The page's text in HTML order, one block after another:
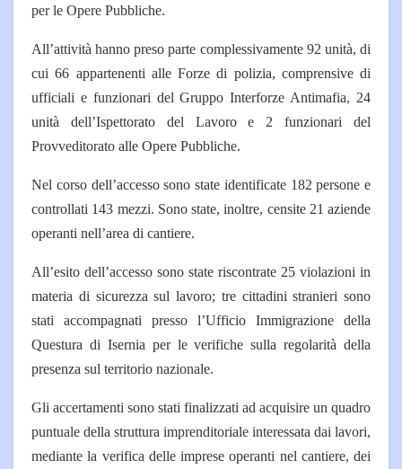
per le Opere Pubbliche.
All’attività hanno preso parte complessivamente 92 unità, di
cui 66 appartenenti alle Forze di polizia, comprensive di
ufficiali e funzionari del Gruppo Interforze Antimafia, 24
unità dell’Ispettorato del Lavoro e 2 funzionari del
Provveditorato alle Opere Pubbliche.
Nel corso dell’accesso sono state identificate 182 persone e
controllati 143 mezzi. Sono state, inoltre, censite 21 aziende
operanti nell’area di cantiere.
All’esito dell’accesso sono state riscontrate 25 violazioni in
materia di sicurezza sul lavoro; tre cittadini stranieri sono
stati accompagnati presso l’Ufficio Immigrazione della
Questura di Isernia per le verifiche sulla regolarità della
presenza sul territorio nazionale.
Gli accertamenti sono stati finalizzati ad acquisire un quadro
puntuale della struttura imprenditoriale interessata dai lavori,
mediante la verifica delle imprese operanti nel cantiere, dei